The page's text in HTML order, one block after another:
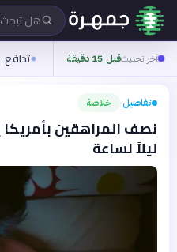
هل
آخر تحديثقبل 15 دقيقة تدافع
تفاصيل› خلاصة
نصف المراهقين
ليلاً لساعة